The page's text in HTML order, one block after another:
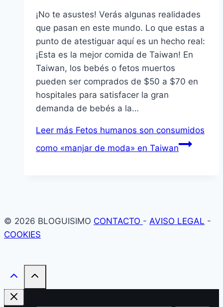
¡No te asustes! Verás algunas realidades
que pasan en este mundo. Lo que estas a
punto de atestiguar aquí­ es un hecho real:
¡Esta es la mejor comida de Taiwan! En
Taiwan, los bebés o fetos muertos
pueden ser comprados de $50 a $70 en
hospitales para satisfacer la gran
demanda de bebés a la…
Leer más Fetos humanos son consumidos
como «manjar de moda» en Taiwan
© 2026 BLOGUISIMO CONTACTO - AVISO LEGAL -
COOKIES